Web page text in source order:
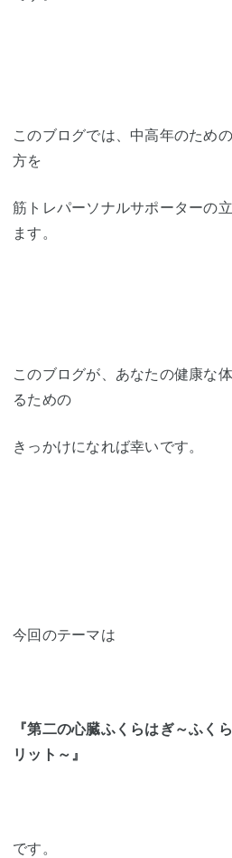
このブログでは、中高年のため
方を
筋トレパーソナルサポーターの
ます。
このブログが、あなたの健康な
るための
きっかけになれば幸いです。
今回のテーマは
『第二の心臓ふくらはぎ～ふく
リット～』
です。